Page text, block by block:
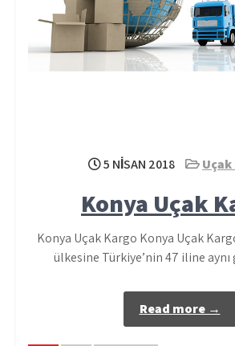
5 NISAN 2018
Konya Uçak
Konya Uçak Kargo Konya Uçak
ülkesine Türkiye’nin 47 iline
Read more →